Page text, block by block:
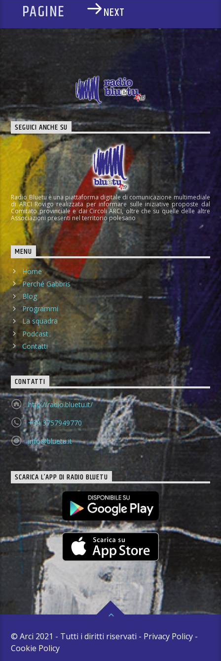
PAGINE NEXT
SEGUICI ANCHE SU
Radio Bluetu è una piattaforma digitale di comunicazione multimediale
di ARCI Rovigo realizzata per informare sulle iniziative proposte dal
Comitato provinciale e dai Circoli ARCI, oltre che su quelle delle altre
Associazioni presenti nel territorio polesano
MENU
Home
Perché Gabbris
Blog
Programmi
La squadra
Podcast
Contatti
CONTATTI
http://radio.bluetu.it/
+39 3757949770
info@bluetu.it
SCARICA L’APP DI RADIO BLUETU
© Arci 2021 - Tutti i diritti riservati - Privacy Policy -
Cookie Policy